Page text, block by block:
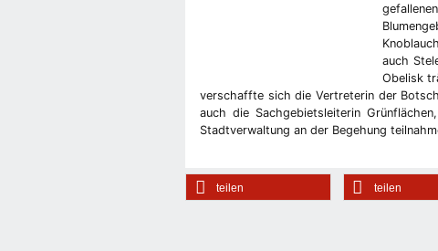
auch
Obelisk
verschaffte sich die Vertreterin der
auch die Sachgebietsleiterin
Stadtverwaltung an der Begehung
teilen teilen